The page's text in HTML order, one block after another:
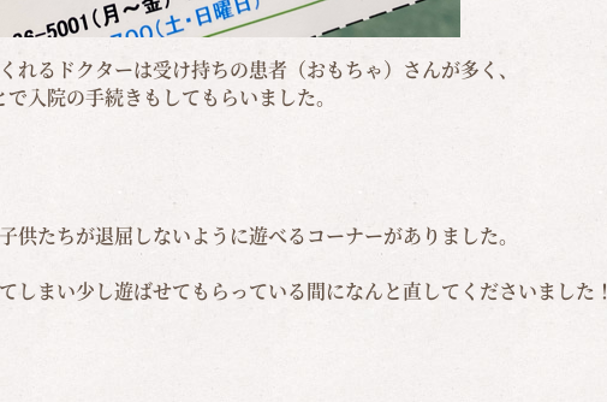
れるドクターは受け持ちの患者（おもちゃ）さんが多く、
入院の手続きもしてもらいました。
たちが退屈しないように遊べるコーナーがありました。
まい少し遊ばせてもらっている間になんと直してくださいました！